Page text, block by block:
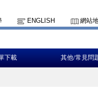
ENGLISH 網站
下載 其他/常見問